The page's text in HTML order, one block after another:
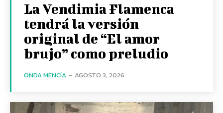
La Vendimia Flamenca
tendrá la versión
original de “El amor
brujo” como preludio
ONDA MENCÍA - AGOSTO 3, 2026